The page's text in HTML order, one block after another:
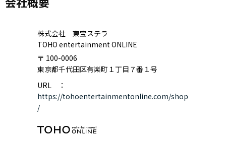
株式会社 東宝ステラ
TOHO entertainment ONLINE
〒 100-0006
東京都千代田区有楽町１丁目７番１号
URL ：
https://tohoentertainmentonline.com/shop
/